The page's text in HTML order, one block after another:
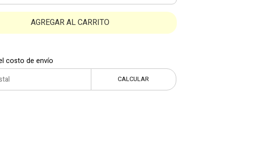
AGREGAR AL CARRITO
costo de envío
CALCULAR